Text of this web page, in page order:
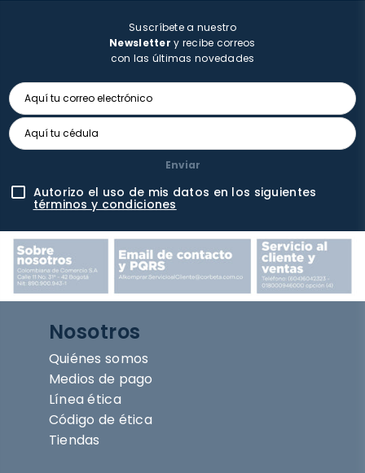
Suscríbete a nuestro
Newsletter y recibe correos
con las últimas novedades
Enviar
Autorizo el uso de mis datos en los siguientes
términos y condiciones
Nosotros
Quiénes somos
Medios de pago
Línea ética
Código de ética
Tiendas